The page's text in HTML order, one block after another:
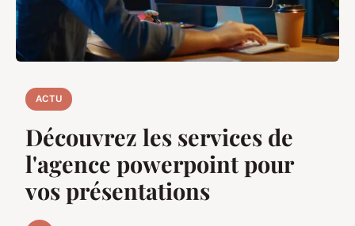
ACTU
Découvrez les services de
l'agence powerpoint pour
vos présentations